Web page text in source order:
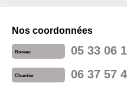
Nos coordonnées
Bureau 05 33 06
Chantier 06 37 57